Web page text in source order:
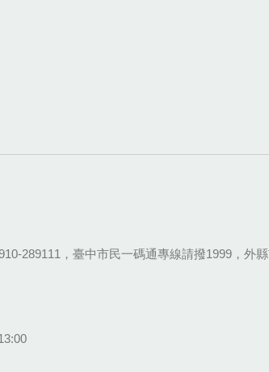
289111，臺中市民一碼通專線請撥1999，外